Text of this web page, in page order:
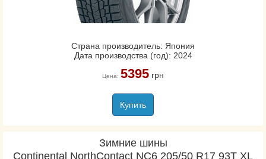
Страна производитель: Япония
Дата производства (год): 2024
Цена: 5395грн
Купить
Зимние шины
Continental NorthContact NC6 205/50 R17 93T XL